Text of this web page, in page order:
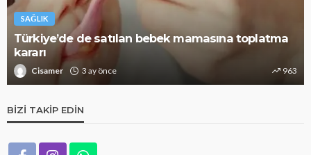
SAĞLIK
Türkiye’de de satılan bebek mamasına toplatma
kararı
Cisamer 3 ay önce 963
BIZI TAKIP EDIN